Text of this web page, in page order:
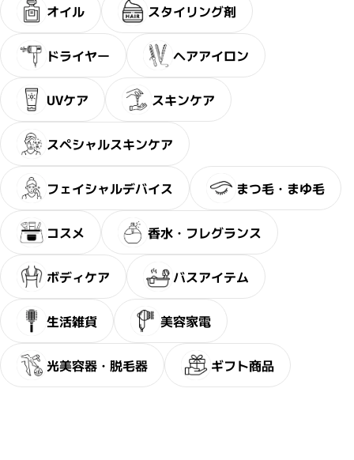
閉じる
オイル スタイリング剤
ドライヤー ヘアアイロン
UVケア スキンケア
スペシャルスキンケア
フェイシャルデバイス まつ毛・まゆ毛
コスメ 香水・フレグランス
ボディケア バスアイテム
生活雑貨 美容家電
光美容器・脱毛器 ギフト商品